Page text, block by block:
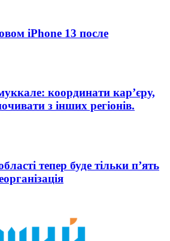
iPhone 13 после
координати кар’єру,
з інших регіонів.
тепер буде тільки п’ять